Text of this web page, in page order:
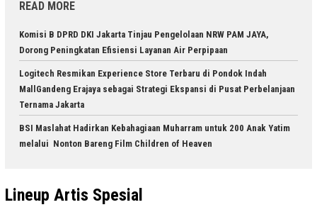
READ MORE
Komisi B DPRD DKI Jakarta Tinjau Pengelolaan NRW PAM JAYA,
Dorong Peningkatan Efisiensi Layanan Air Perpipaan
Logitech Resmikan Experience Store Terbaru di Pondok Indah
MallGandeng Erajaya sebagai Strategi Ekspansi di Pusat Perbelanjaan
Ternama Jakarta
BSI Maslahat Hadirkan Kebahagiaan Muharram untuk 200 Anak Yatim
melalui Nonton Bareng Film Children of Heaven
Lineup Artis Spesial